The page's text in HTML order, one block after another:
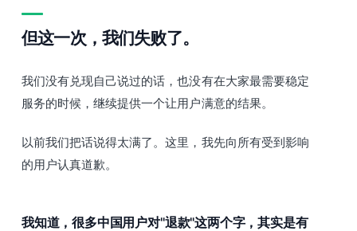
但这一次，我们失败了。
我们没有兑现自己说过的话，也没有在大家最需要稳定
服务的时候，继续提供一个让用户满意的结果。
以前我们把话说得太满了。这里，我先向所有受到影响
的用户认真道歉。
我知道，很多中国用户对"退款"这两个字，其实是有